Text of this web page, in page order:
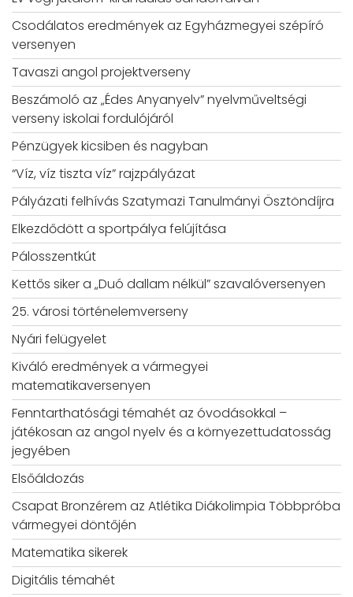
Csodálatos eredmények az Egyházmegyei szépíró
versenyen
Tavaszi angol projektverseny
Beszámoló az „Édes Anyanyelv” nyelvműveltségi
verseny iskolai fordulójáról
Pénzügyek kicsiben és nagyban
“Víz, víz tiszta víz” rajzpályázat
Pályázati felhívás Szatymazi Tanulmányi Ösztöndíjra
Elkezdődött a sportpálya felújítása
Pálosszentkút
Kettős siker a „Duó dallam nélkül” szavalóversenyen
25. városi történelemverseny
Nyári felügyelet
Kiváló eredmények a vármegyei
matematikaversenyen
Fenntarthatósági témahét az óvodásokkal –
játékosan az angol nyelv és a környezettudatosság
jegyében
Elsőáldozás
Csapat Bronzérem az Atlétika Diákolimpia Többpróba
vármegyei döntőjén
Matematika sikerek
Digitális témahét